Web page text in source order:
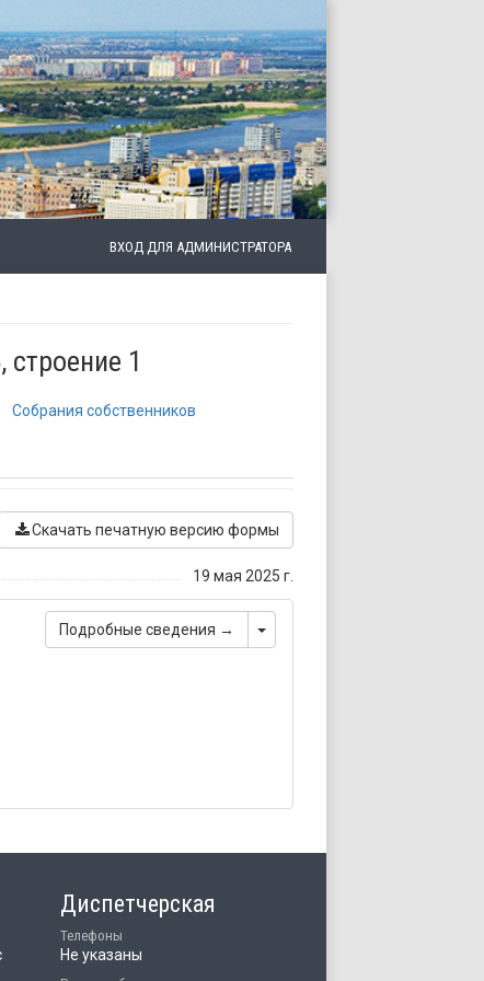
ВХОД ДЛЯ АДМИНИСТРАТОРА
1
Собрания собственников
Скачать печатную версию формы
19 мая 2025 г.
Подробные сведения → Toggle Dropdown
Диспетчерская
Телефоны
Не указаны